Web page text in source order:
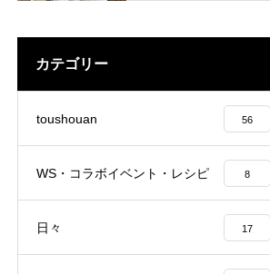
カテゴリー
toushouan 56
WS・コラボイベント・レシピ 8
日々 17